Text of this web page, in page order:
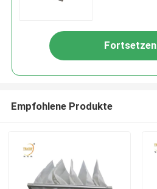
Fortsetzen
Empfohlene Produkte